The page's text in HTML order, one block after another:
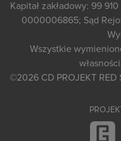
Kapitał zakładowy: 99 910
0000006865; Sąd
Wszystkie
©2026 CD PROJEKT RED